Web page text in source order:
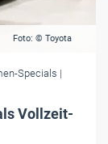
Foto: © Toyota
Specials |
Vollzeit-